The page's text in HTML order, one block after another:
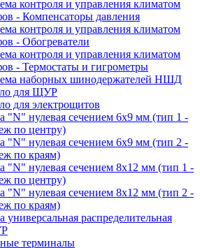
контроля и управления климатом
- Компенсаторы давления
контроля и управления климатом
- Обогреватели
контроля и управления климатом
- Термостаты и гигрометры
наборных шинодержателей НШД
для ЩУР
для электрощитов
"N" нулевая сечением 6х9 мм (тип 1 -
по центру)
"N" нулевая сечением 6х9 мм (тип 2 -
по краям)
"N" нулевая сечением 8х12 мм (тип 1 -
по центру)
"N" нулевая сечением 8х12 мм (тип 2 -
по краям)
распределительная
терминалы